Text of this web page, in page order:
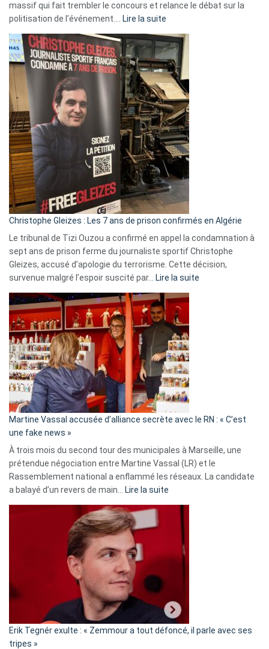
massif qui fait trembler le concours et relance le débat sur la
politisation de l’événement.… Lire la suite
Eurovision
2026
:
Pays-
Bas,
Espagne,
Irlande
et
Slovénie
rejettent
la
présence
d’Israël
Christophe Gleizes : Les 7 ans de prison confirmés en Algérie
Le tribunal de Tizi Ouzou a confirmé en appel la condamnation à
sept ans de prison ferme du journaliste sportif Christophe
Gleizes, accusé d’apologie du terrorisme. Cette décision,
survenue malgré l’espoir suscité par… Lire la suite
Algérie
Martine Vassal accusée d’alliance secrète avec le RN : « C’est
une fake news »
À trois mois du second tour des municipales à Marseille, une
prétendue négociation entre Martine Vassal (LR) et le
Rassemblement national a enflammé les réseaux. La candidate
a balayé d’un revers de main… Lire la suite
d’alliance
secrète
«
C’est
Erik Tegnér exulte : « Zemmour a tout défoncé, il parle avec ses
tripes »